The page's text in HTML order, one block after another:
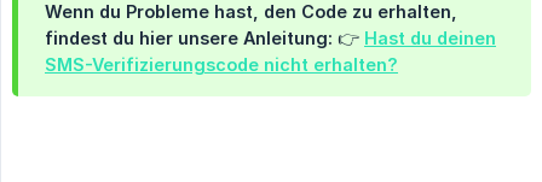
Wenn du Probleme hast, den Code zu erhalten,
findest du hier unsere Anleitung: 👉 Hast du deinen
SMS-Verifizierungscode nicht erhalten?